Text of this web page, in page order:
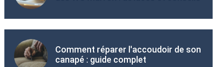
Comment réparer l'accoudoir de son
canapé : guide complet